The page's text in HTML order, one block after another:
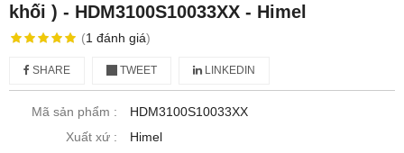
khối ) - HDM3100S10033XX - Himel
(1 đánh giá)
SHARE TWEET LINKEDIN
Mã sản phẩm :
HDM3100S10033XX
Xuất xứ :
Himel